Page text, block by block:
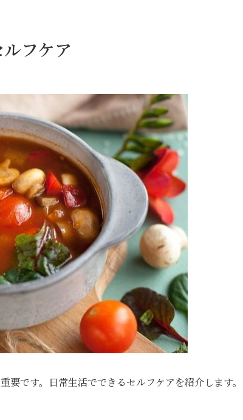
フケア
です。日常生活でできるセルフケアを紹介します。